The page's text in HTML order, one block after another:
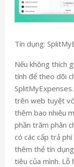
Tín dụng:
Nếu không thích
tính để theo dõi
trên web tuyệt
thêm bao nhiêu
phần trăm phân
có các cấp trả
thêm thẻ tín
tiêu của mình. Lỗ